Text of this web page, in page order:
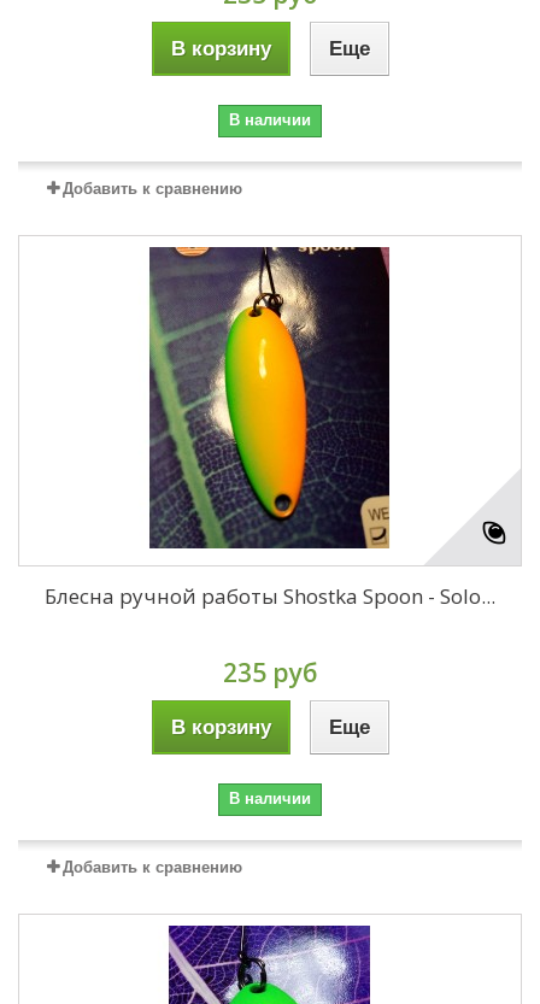
В корзину Еще
В наличии
Добавить к сравнению
Блесна ручной работы Shostka Spoon - Solo...
235 руб
В корзину Еще
В наличии
Добавить к сравнению